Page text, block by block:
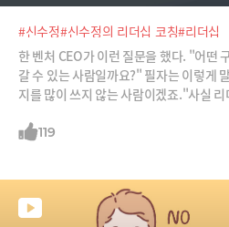
#신수정#신수정의 리더십 코칭#리더십
한 벤처 CEO가 이런 질문을 했다. "어떤
갈 수 있는 사람일까요?" 필자는 이렇게
지를 많이 쓰지 않는 사람이겠죠."사실
면 리더가 정한 마감일보다 조금 빠르게
119